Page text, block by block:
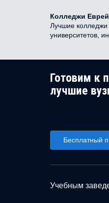
Колледжи
Лучшие колледжи
университетов,
Готовим к
лучшие
Бесплатный
Учебным